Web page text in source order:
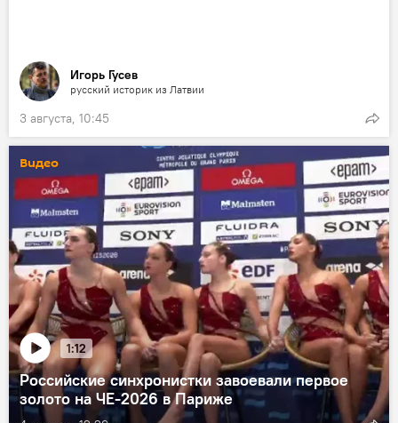
Игорь Гусев
русский историк из Латвии
3 августа, 10:45
Видео
1:12
Российские синхронистки завоевали первое
золото на ЧЕ-2026 в Париже